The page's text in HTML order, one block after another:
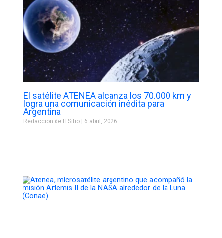
El satélite ATENEA alcanza los 70.000 km y
logra una comunicación inédita para
Argentina
Redacción de ITSitio 6 abril, 2026